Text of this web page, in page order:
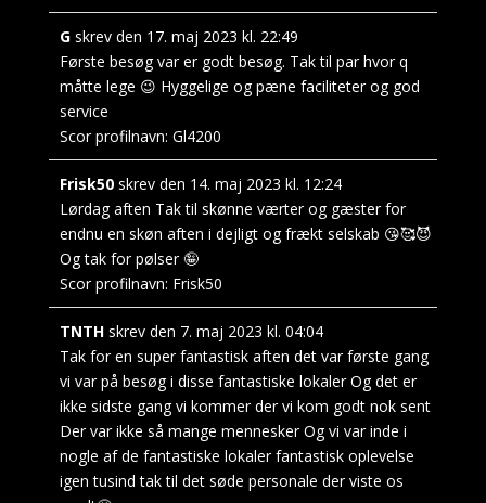
G skrev den 17. maj 2023 kl. 22:49
Første besøg var er godt besøg. Tak til par hvor q
måtte lege 😉 Hyggelige og pæne faciliteter og god
service
Scor profilnavn: Gl4200
Frisk50 skrev den 14. maj 2023 kl. 12:24
Lørdag aften Tak til skønne værter og gæster for
endnu en skøn aften i dejligt og frækt selskab 😘🥰😈
Og tak for pølser 🤪
Scor profilnavn: Frisk50
TNTH skrev den 7. maj 2023 kl. 04:04
Tak for en super fantastisk aften det var første gang
vi var på besøg i disse fantastiske lokaler Og det er
ikke sidste gang vi kommer der vi kom godt nok sent
Der var ikke så mange mennesker Og vi var inde i
nogle af de fantastiske lokaler fantastisk oplevelse
igen tusind tak til det søde personale der viste os